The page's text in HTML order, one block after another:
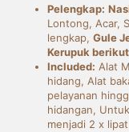
Pelengkap:
Lontong, Acar,
lengkap, Gule
Kerupuk
Included: Alat
hidang, Alat
pelayanan
hidangan,
menjadi 2 x lipat